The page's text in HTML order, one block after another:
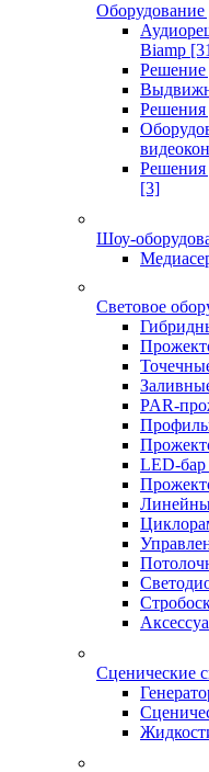
Оборудование
Biamp
Решение
Решения
Решения
[3]
Шоу-
Световое
PAR-
LED-бар
Сценические